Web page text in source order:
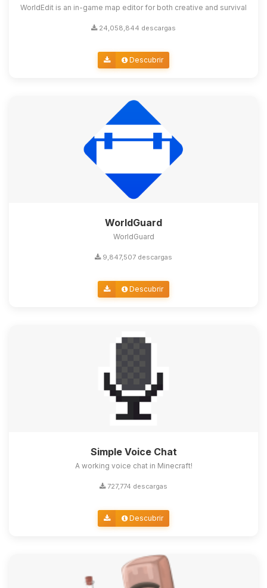
WorldEdit is an in-game map editor for both creative and survival
24,058,844 descargas
Descubrir
WorldGuard
WorldGuard
9,847,507 descargas
Descubrir
Simple Voice Chat
A working voice chat in Minecraft!
727,774 descargas
Descubrir